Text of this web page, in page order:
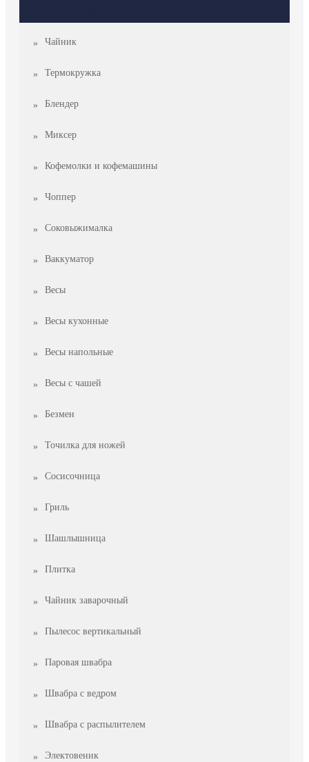
Чайник
Термокружка
Блендер
Миксер
Кофемолки и кофемашины
Чоппер
Соковыжималка
Ваккуматор
Весы
Весы кухонные
Весы напольные
Весы с чашей
Безмен
Точилка для ножей
Сосисочница
Гриль
Шашлышница
Плитка
Чайник заварочный
Пылесос вертикальный
Паровая швабра
Швабра с ведром
Швабра с распылителем
Электовеник